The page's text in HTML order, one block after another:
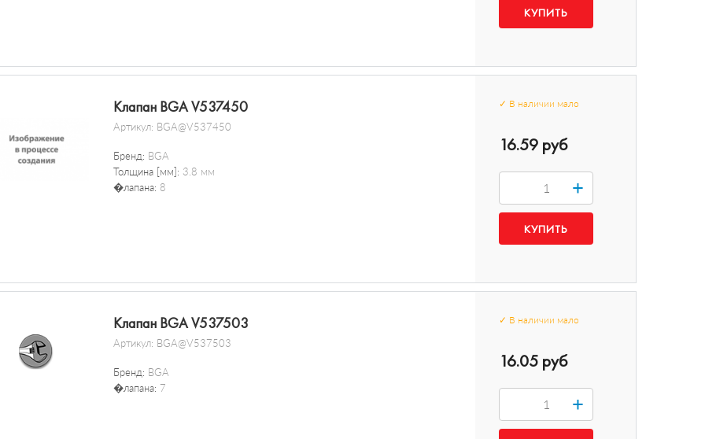
Клапан BGA V537450
Артикул: BGA@V537450
Бренд: BGA
Толщина [мм]: 3.8 мм
�лапана: 8
✓ В наличии мало
16.59 руб
+
Клапан BGA V537503
Артикул: BGA@V537503
Бренд: BGA
�лапана: 7
✓ В наличии мало
16.05 руб
+